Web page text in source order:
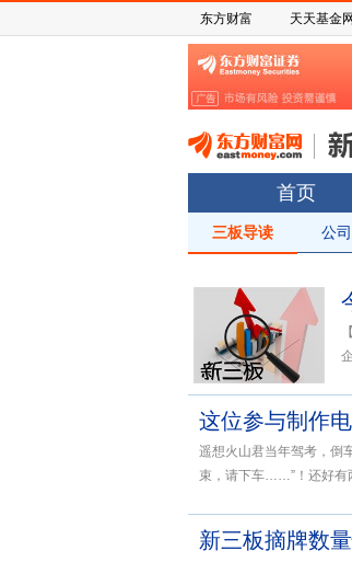
东方财富 天天基金网
首页
三板导读 公
遥想火山君当年驾考，倒
束，请下车……”！还好有
新三板摘牌数